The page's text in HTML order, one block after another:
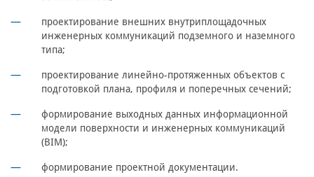
проектирование внешних внутриплощадочных
инженерных коммуникаций подземного и наземного
типа;
проектирование линейно-протяженных объектов с
подготовкой плана, профиля и поперечных сечений;
формирование выходных данных информационной
модели поверхности и инженерных коммуникаций
(BIM);
формирование проектной документации.